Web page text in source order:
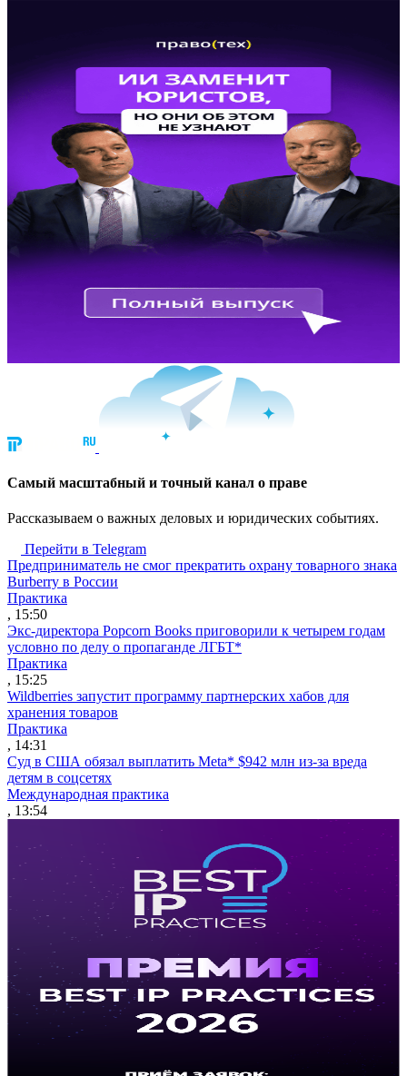
Cамый масштабный и точный канал о праве
Рассказываем о важных деловых и юридических событиях.
Перейти в Telegram
Предприниматель не смог прекратить охрану товарного знака
Burberry в России
Практика
, 15:50
Экс-директора Popcorn Books приговорили к четырем годам
условно по делу о пропаганде ЛГБТ*
Практика
, 15:25
Wildberries запустит программу партнерских хабов для
хранения товаров
Практика
, 14:31
Суд в США обязал выплатить Meta* $942 млн из-за вреда
детям в соцсетях
Международная практика
, 13:54